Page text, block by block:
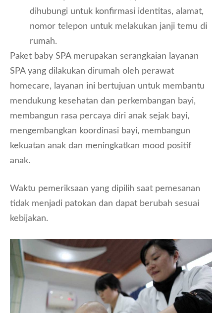
dihubungi untuk konfirmasi identitas, alamat,
nomor telepon untuk melakukan janji temu di
rumah.
Paket baby SPA merupakan serangkaian layanan
SPA yang dilakukan dirumah oleh perawat
homecare, layanan ini bertujuan untuk membantu
mendukung kesehatan dan perkembangan bayi,
membangun rasa percaya diri anak sejak bayi,
mengembangkan koordinasi bayi, membangun
kekuatan anak dan meningkatkan mood positif
anak.
Waktu pemeriksaan yang dipilih saat pemesanan
tidak menjadi patokan dan dapat berubah sesuai
kebijakan.